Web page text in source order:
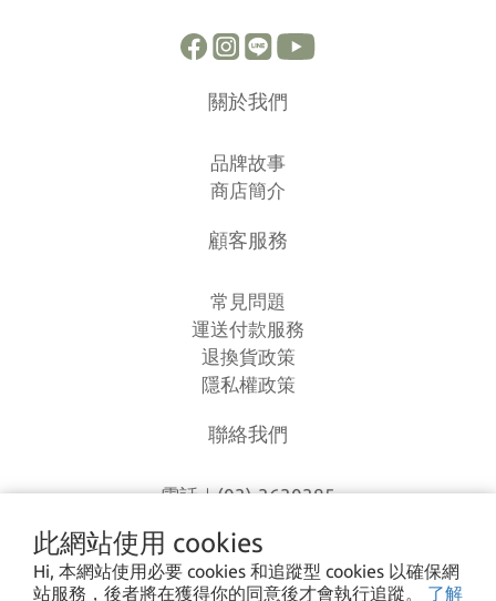
此網站使用 cookies
Hi, 本網站使用必要 cookies 和追蹤型 cookies 以確保網
站服務，後者將在獲得你的同意後才會執行追蹤。 了解
關於我們
品牌故事
商店簡介
顧客服務
常見問題
運送付款服務
退換貨政策
隱私權政策
聯絡我們
電話｜(03)-3630385
信箱｜loverlien@gmail.com
地址｜桃園市八德區和平路1168巷7號